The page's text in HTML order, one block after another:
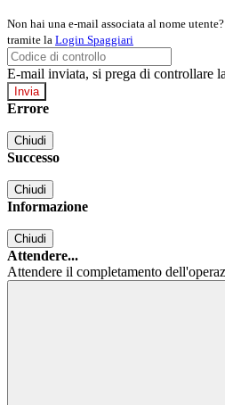
Non hai una e-mail associata al nome
tramite la Login Spaggiari
E-mail inviata, si prega di controllare
Errore
Chiudi
Successo
Chiudi
Informazione
Chiudi
Attendere...
Attendere il completamento